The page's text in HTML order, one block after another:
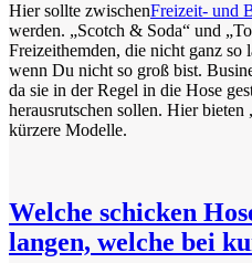
Hier sollte zwischenFreizeit- und
werden. „Scotch & Soda“ und
Freizeithemden, die nicht ganz so
wenn Du nicht so groß bist.
da sie in der Regel in die Hose
herausrutschen sollen. Hier bieten
kürzere Modelle.
Welche schicken
langen, welche bei